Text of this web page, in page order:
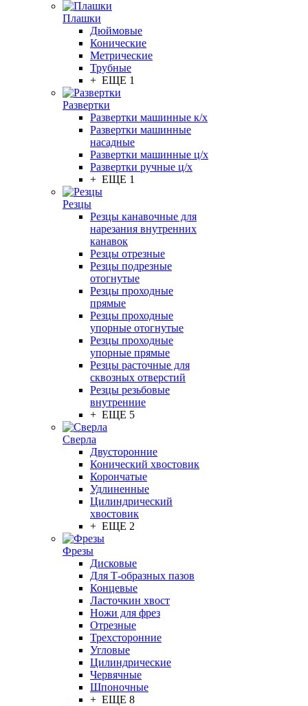
Плашки
Дюймовые
Конические
Метрические
Трубные
+ ЕЩЕ 1
Развертки
Развертки машинные к/х
Развертки машинные
насадные
Развертки машинные ц/х
Развертки ручные ц/х
+ ЕЩЕ 1
Резцы
Резцы канавочные для
нарезания внутренних
канавок
Резцы отрезные
Резцы подрезные
отогнутые
Резцы проходные
прямые
Резцы проходные
упорные отогнутые
Резцы проходные
упорные прямые
Резцы расточные для
сквозных отверстий
Резцы резьбовые
внутренние
+ ЕЩЕ 5
Сверла
Двусторонние
Конический хвостовик
Корончатые
Удлиненные
Цилиндрический
хвостовик
+ ЕЩЕ 2
Фрезы
Дисковые
Для Т-образных пазов
Концевые
Ласточкин хвост
Ножи для фрез
Отрезные
Трехсторонние
Угловые
Цилиндрические
Червячные
Шпоночные
+ ЕЩЕ 8